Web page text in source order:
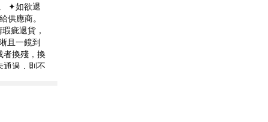
✦如欲退
供應商。
疵退貨，
且一鏡到
者換殘，換
通過，則不